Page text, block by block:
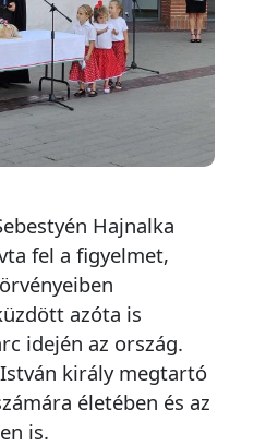
Hajnalka
fel a figyelmet,
azóta is
idején az ország.
király megtartó
életében és az
is.